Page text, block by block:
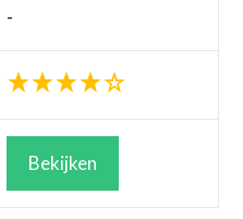
-
Bekijken